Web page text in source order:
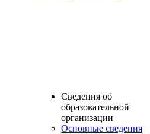
Сведения об
образовательной
организации
Основные сведения